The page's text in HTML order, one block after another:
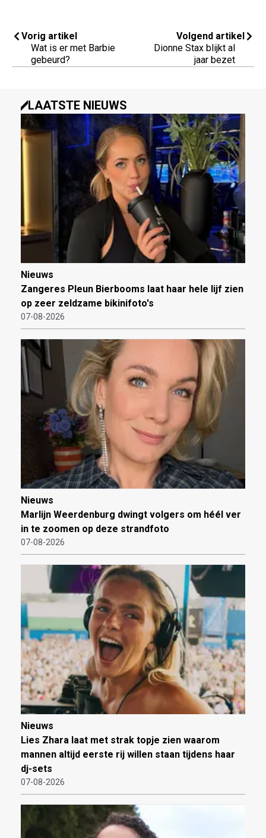
Vorig artikel
Wat is er met Barbie
gebeurd?
Volgend artikel
Dionne Stax blijkt al
jaar bezet
LAATSTE NIEUWS
Nieuws
Zangeres Pleun Bierbooms laat haar hele lijf zien
op zeer zeldzame bikinifoto's
07-08-2026
Nieuws
Marlijn Weerdenburg dwingt volgers om héél ver
in te zoomen op deze strandfoto
07-08-2026
Nieuws
Lies Zhara laat met strak topje zien waarom
mannen altijd eerste rij willen staan tijdens haar
dj-sets
07-08-2026